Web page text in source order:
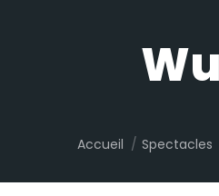
Vous êtes ici :
Accueil Spectacles